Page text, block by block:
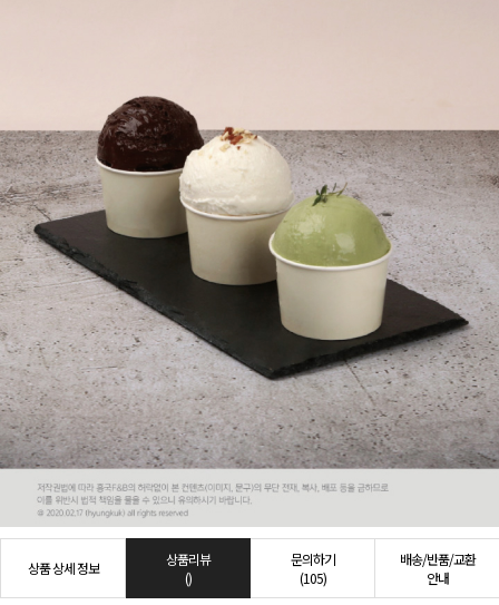
상품 상세 정보
상품리뷰
()
문의하기
(105)
배송/반품/교환
안내